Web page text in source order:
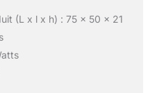
(L x l x h) : 75 x 50 x 21